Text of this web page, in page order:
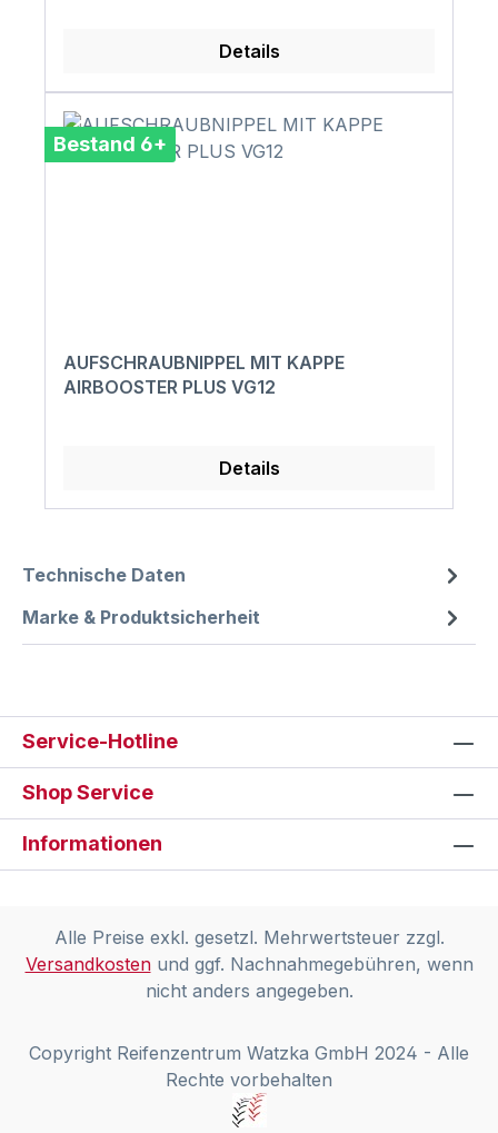
Details
Bestand 6+
AUFSCHRAUBNIPPEL MIT KAPPE
AIRBOOSTER PLUS VG12
Details
Technische Daten
Marke & Produktsicherheit
Service-Hotline
Shop Service
Informationen
Alle Preise exkl. gesetzl. Mehrwertsteuer zzgl.
Versandkostenund ggf. Nachnahmegebühren, wenn
nicht anders angegeben.
Copyright Reifenzentrum Watzka GmbH 2024 - Alle
Rechte vorbehalten